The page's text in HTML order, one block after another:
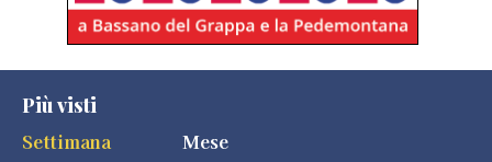
Più visti
Settimana
Mese